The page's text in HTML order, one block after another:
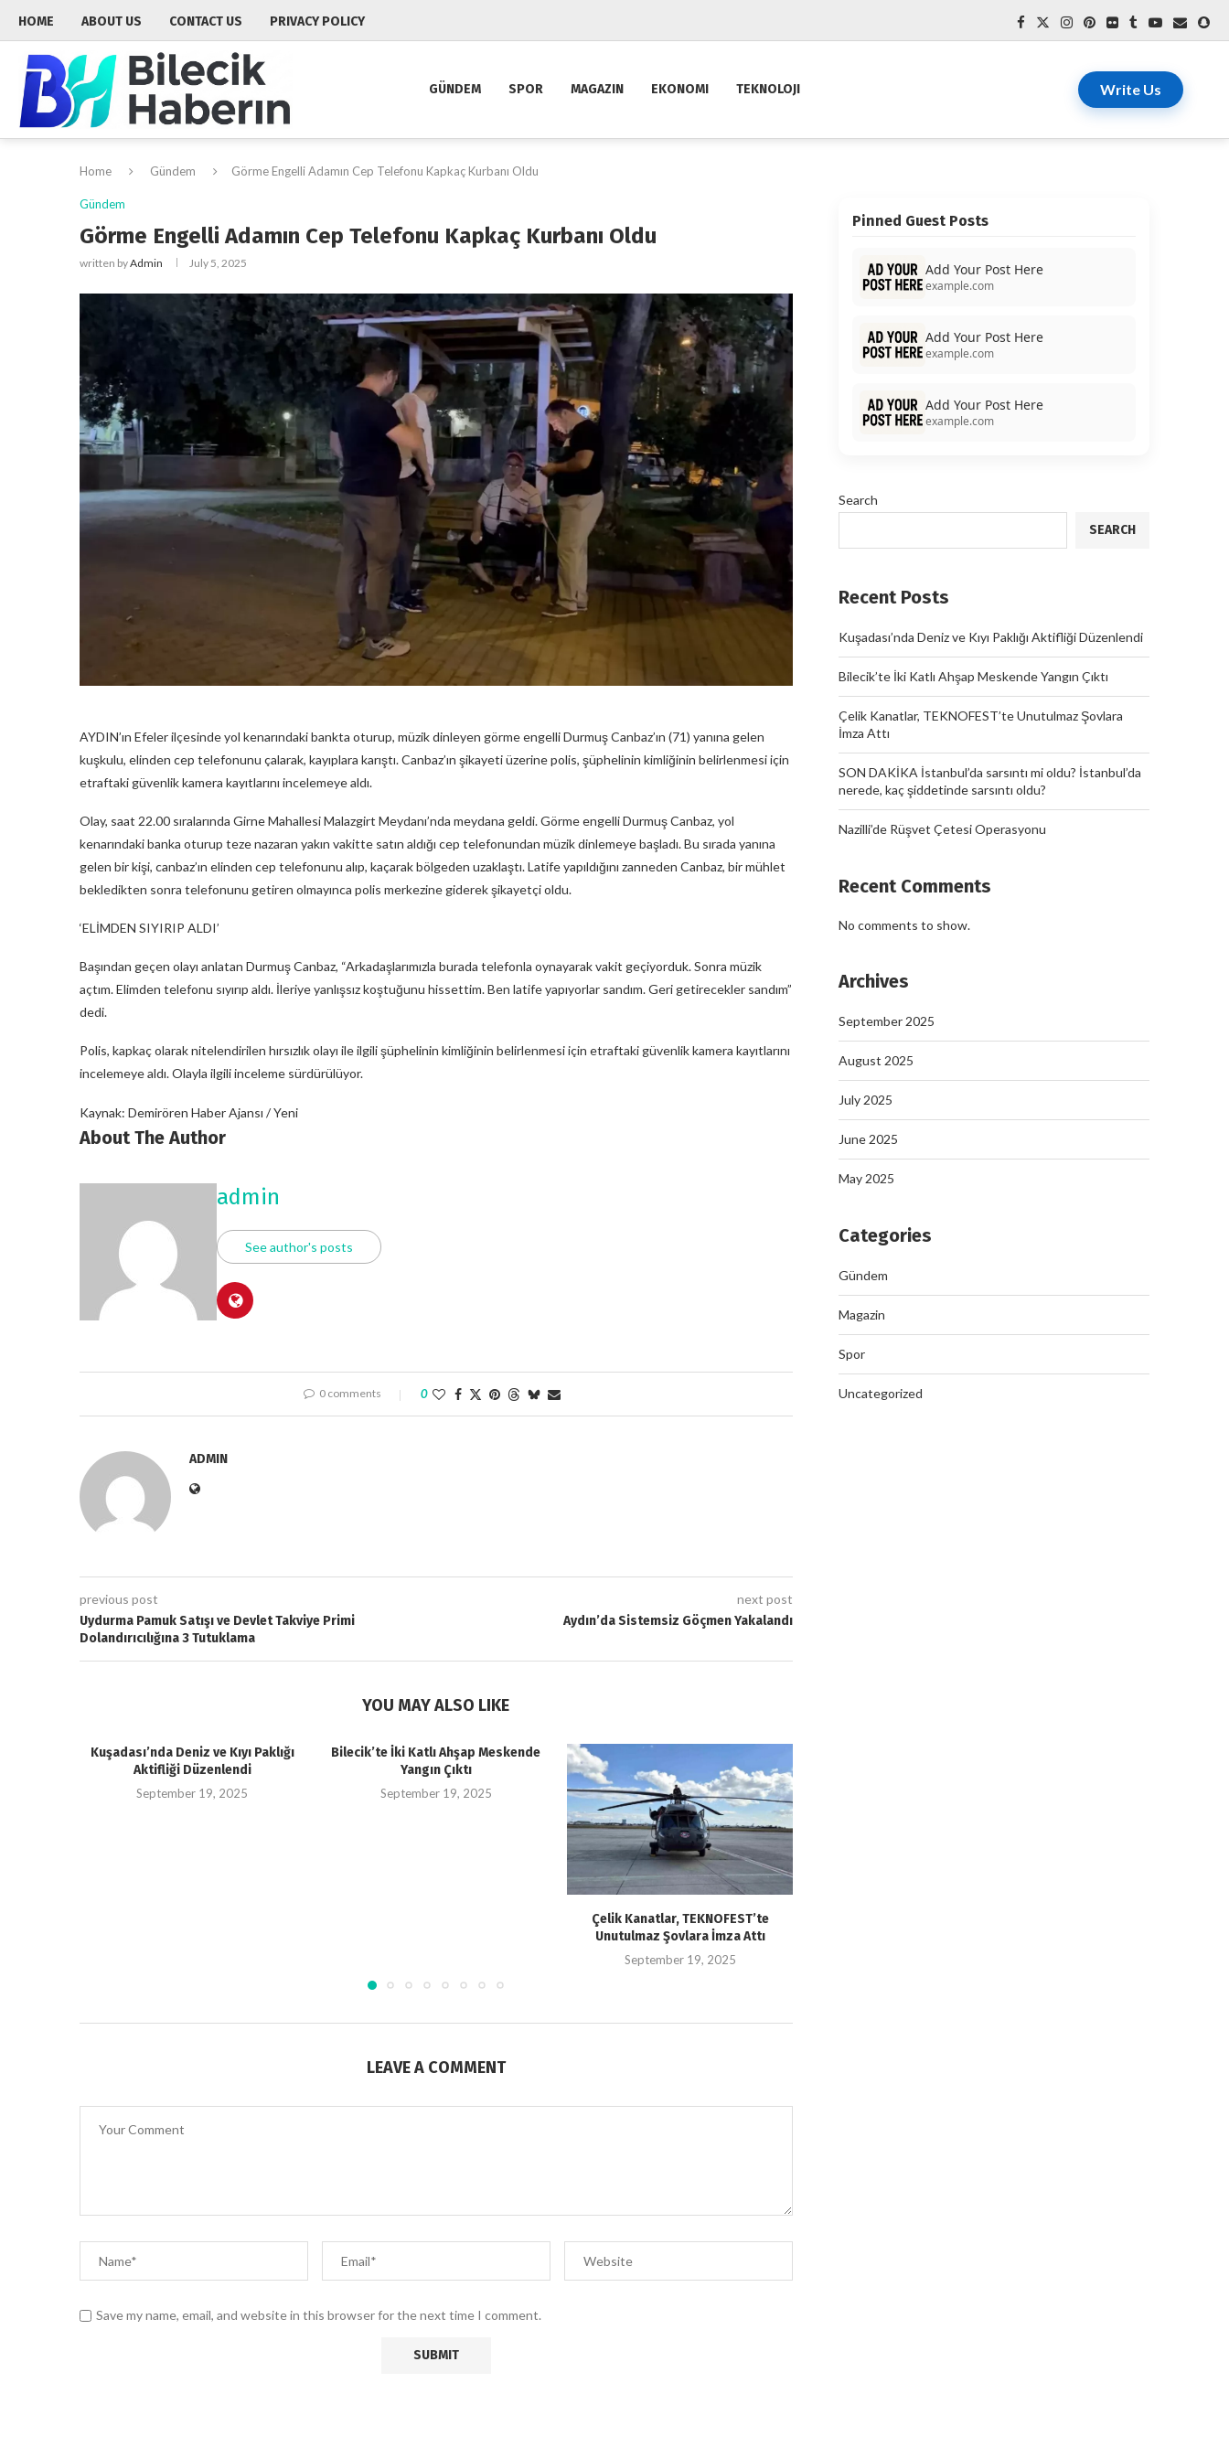
HOME ABOUT US CONTACT US PRIVACY POLICY
GÜNDEM SPOR MAGAZIN EKONOMI TEKNOLOJI Write Us
Home Gündem Görme Engelli Adamın Cep Telefonu Kapkaç Kurbanı Oldu
Gündem
Görme Engelli Adamın Cep Telefonu Kapkaç Kurbanı Oldu
written byAdmin July 5, 2025
AYDIN’ın Efeler ilçesinde yol kenarındaki bankta oturup, müzik dinleyen görme engelli Durmuş Canbaz’ın (71) yanına gelen
kuşkulu, elinden cep telefonunu çalarak, kayıplara karıştı. Canbaz’ın şikayeti üzerine polis, şüphelinin kimliğinin belirlenmesi için
etraftaki güvenlik kamera kayıtlarını incelemeye aldı.
Olay, saat 22.00 sıralarında Girne Mahallesi Malazgirt Meydanı’nda meydana geldi. Görme engelli Durmuş Canbaz, yol
kenarındaki banka oturup teze nazaran yakın vakitte satın aldığı cep telefonundan müzik dinlemeye başladı. Bu sırada yanına
gelen bir kişi, canbaz’ın elinden cep telefonunu alıp, kaçarak bölgeden uzaklaştı. Latife yapıldığını zanneden Canbaz, bir mühlet
bekledikten sonra telefonunu getiren olmayınca polis merkezine giderek şikayetçi oldu.
‘ELİMDEN SIYIRIP ALDI’
Başından geçen olayı anlatan Durmuş Canbaz, “Arkadaşlarımızla burada telefonla oynayarak vakit geçiyorduk. Sonra müzik
açtım. Elimden telefonu sıyırıp aldı. İleriye yanlışsız koştuğunu hissettim. Ben latife yapıyorlar sandım. Geri getirecekler sandım”
dedi.
Polis, kapkaç olarak nitelendirilen hırsızlık olayı ile ilgili şüphelinin kimliğinin belirlenmesi için etraftaki güvenlik kamera kayıtlarını
incelemeye aldı. Olayla ilgili inceleme sürdürülüyor.
Kaynak: Demirören Haber Ajansı / Yeni
About The Author
admin
See author's posts
0 comments 0
ADMIN
previous post
Uydurma Pamuk Satışı ve Devlet Takviye Primi
Dolandırıcılığına 3 Tutuklama
next post
Aydın’da Sistemsiz Göçmen Yakalandı
YOU MAY ALSO LIKE
Kuşadası’nda Deniz ve Kıyı Paklığı
Aktifliği Düzenlendi
September 19, 2025
Bilecik’te İki Katlı Ahşap Meskende
Yangın Çıktı
September 19, 2025
Çelik Kanatlar, TEKNOFEST’te
Unutulmaz Şovlara İmza Attı
September 19, 2025
LEAVE A COMMENT
Save my name, email, and website in this browser for the next time I comment.
Pinned Guest Posts
Add Your Post Here
example.com
Add Your Post Here
example.com
Add Your Post Here
example.com
Search
SEARCH
Recent Posts
Kuşadası’nda Deniz ve Kıyı Paklığı Aktifliği Düzenlendi
Bilecik’te İki Katlı Ahşap Meskende Yangın Çıktı
Çelik Kanatlar, TEKNOFEST’te Unutulmaz Şovlara
İmza Attı
SON DAKİKA İstanbul’da sarsıntı mi oldu? İstanbul’da
nerede, kaç şiddetinde sarsıntı oldu?
Nazilli’de Rüşvet Çetesi Operasyonu
Recent Comments
No comments to show.
Archives
September 2025
August 2025
July 2025
June 2025
May 2025
Categories
Gündem
Magazin
Spor
Uncategorized